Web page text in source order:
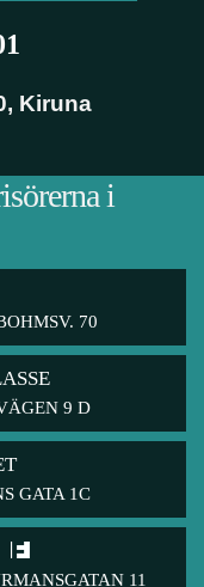
, Kiruna
i
70
9 D
GATA 1C
11